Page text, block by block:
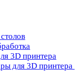
3D принтера
для 3D принтера